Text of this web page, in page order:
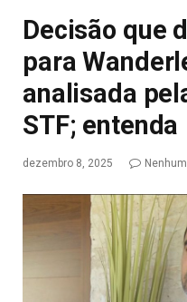
Decisão que
para
analisada
STF; entenda
dezembro 8, 2025